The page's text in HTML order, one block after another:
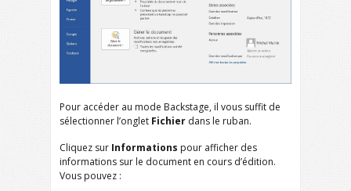
Pour accéder au mode Backstage, il vous suffit de
sélectionner l’onglet Fichier dans le ruban.
Cliquez sur Informations pour afficher des
informations sur le document en cours d’édition.
Vous pouvez :